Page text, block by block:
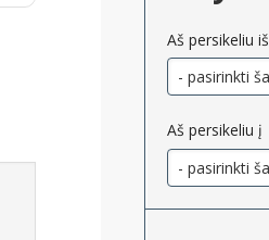
Aš persikeliu iš
Aš persikeliu į